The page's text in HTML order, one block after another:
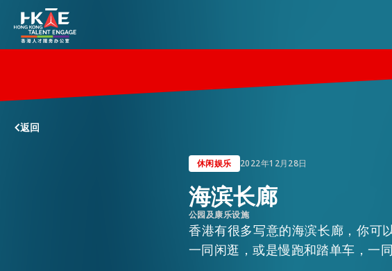
返回
休闲娱乐 2022年12月28日
海滨长廊
公园及康乐设施
香港有很多写意的海滨长廊，你可
一同闲逛，或是慢跑和踏单车，一